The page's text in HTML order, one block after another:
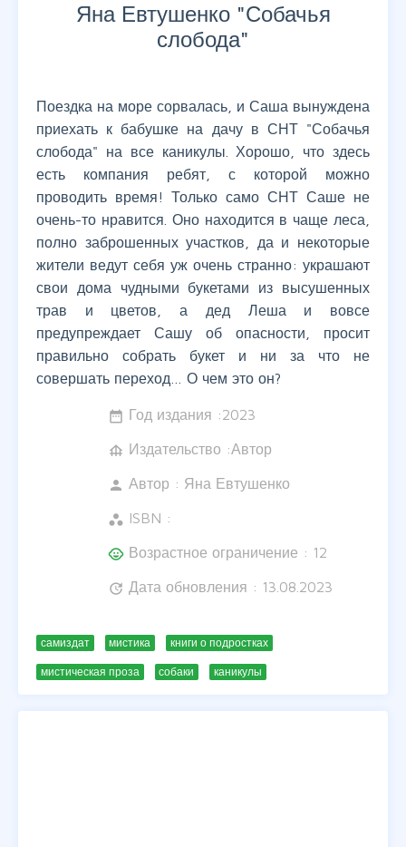
Яна Евтушенко "Собачья
слобода"
Поездка на море сорвалась, и Саша вынуждена
приехать к бабушке на дачу в СНТ "Собачья
слобода" на все каникулы. Хорошо, что здесь
есть компания ребят, с которой можно
проводить время! Только само СНТ Саше не
очень-то нравится. Оно находится в чаще леса,
полно заброшенных участков, да и некоторые
жители ведут себя уж очень странно: украшают
свои дома чудными букетами из высушенных
трав и цветов, а дед Леша и вовсе
предупреждает Сашу об опасности, просит
правильно собрать букет и ни за что не
совершать переход… О чем это он?
date_range Год издания :2023
foundation Издательство :Автор
person Автор : Яна Евтушенко
workspaces ISBN :
child_care Возрастное ограничение : 12
update Дата обновления : 13.08.2023
самиздат мистика книги о подростках
мистическая проза собаки каникулы